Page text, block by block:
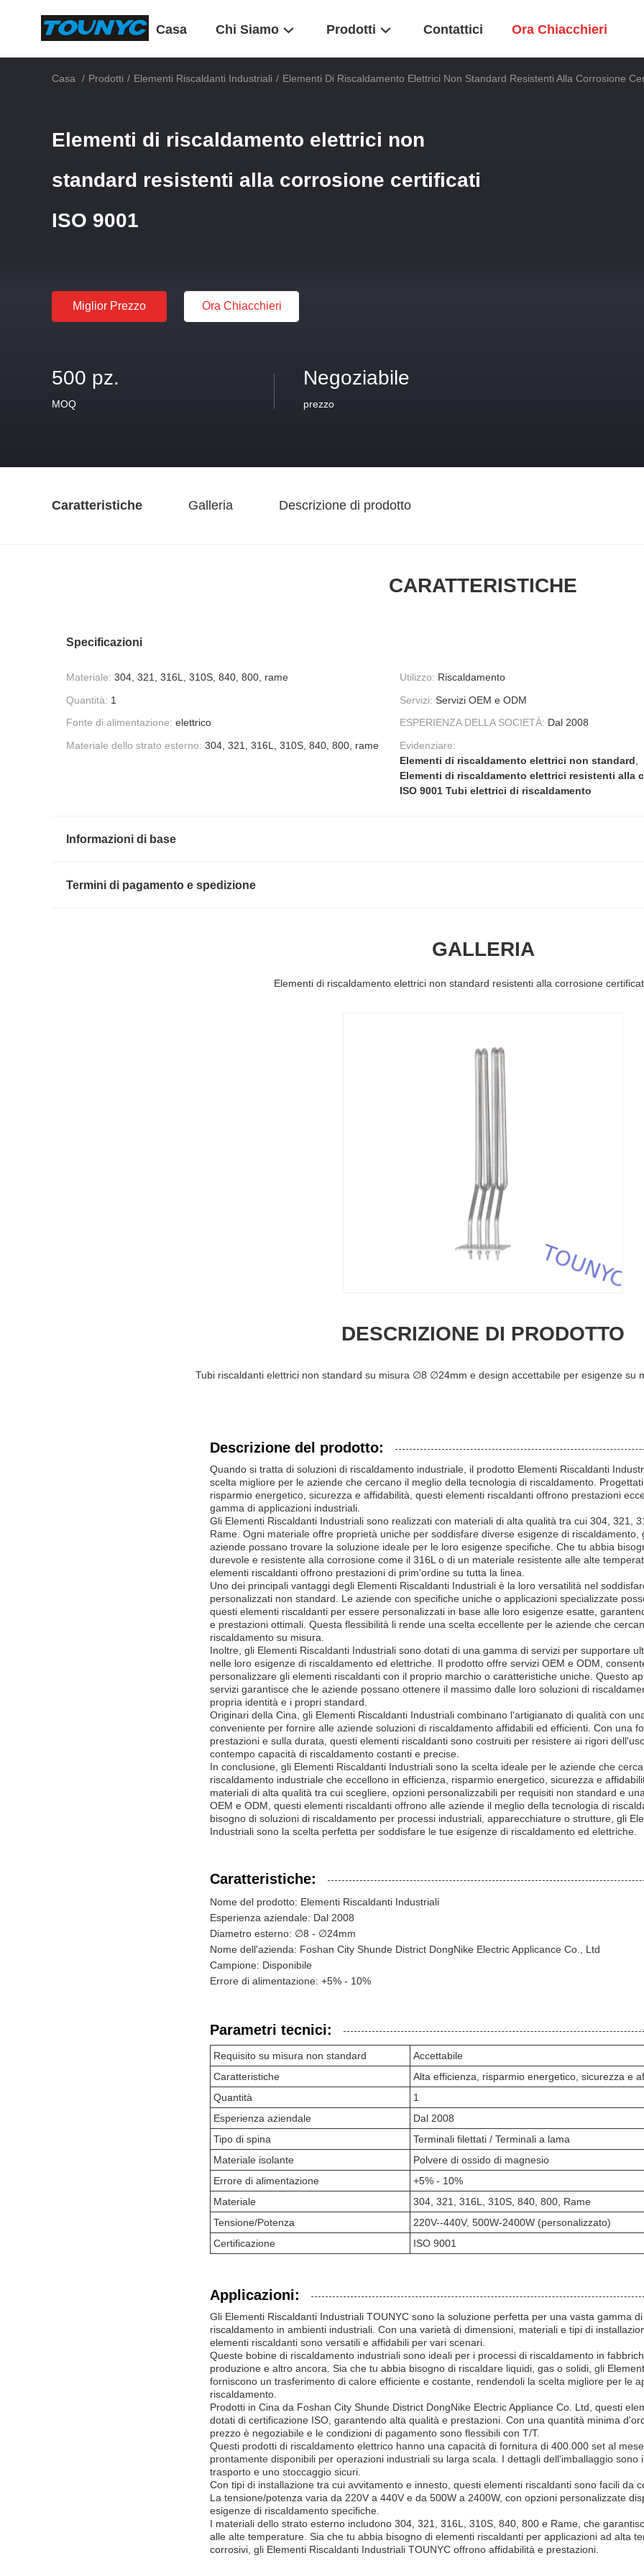
Casa Chi Siamo Prodotti Contattici Ora Chiacchieri
Casa / Prodotti / Elementi Riscaldanti Industriali / Elementi Di Riscaldamento Elettrici Non Standard Resistenti Alla Corrosione
Elementi di riscaldamento elettrici non
standard resistenti alla corrosione certificati
ISO 9001
Miglior Prezzo Ora Chiacchieri
500 pz.
MOQ
Negoziabile
prezzo
Caratteristiche Galleria Descrizione di prodotto
CARATTERISTICHE
Specificazioni
Materiale: 304, 321, 316L, 310S, 840, 800, rame Utilizzo: Riscaldamento
Quantità: 1 Servizi: Servizi OEM e ODM
Fonte di alimentazione: elettrico ESPERIENZA DELLA SOCIETÀ: Dal 2008
Materiale dello strato esterno: 304, 321, 316L, 310S, 840, 800, rame
Evidenziare:
Elementi di riscaldamento elettrici non standard
Elementi di riscaldamento elettrici resistenti alla
ISO 9001 Tubi elettrici di riscaldamento
Informazioni di base
Termini di pagamento e spedizione
GALLERIA
Elementi di riscaldamento elettrici non standard resistenti alla corrosione
DESCRIZIONE DI PRODOTTO
Tubi riscaldanti elettrici non standard su misura ∅8 ∅24mm e design accettabile per esigenze su
Descrizione del prodotto:
Quando si tratta di soluzioni di riscaldamento industriale, il prodotto Elementi Riscaldanti
scelta migliore per le aziende che cercano il meglio della tecnologia di riscaldamento.
risparmio energetico, sicurezza e affidabilità, questi elementi riscaldanti offrono prestazioni
gamma di applicazioni industriali.
Gli Elementi Riscaldanti Industriali sono realizzati con materiali di alta qualità tra cui 304, 321,
Rame. Ogni materiale offre proprietà uniche per soddisfare diverse esigenze di riscaldamento,
aziende possano trovare la soluzione ideale per le loro esigenze specifiche. Che tu abbia
durevole e resistente alla corrosione come il 316L o di un materiale resistente alle alte
elementi riscaldanti offrono prestazioni di prim'ordine su tutta la linea.
Uno dei principali vantaggi degli Elementi Riscaldanti Industriali è la loro versatilità nel
personalizzati non standard. Le aziende con specifiche uniche o applicazioni specializzate
questi elementi riscaldanti per essere personalizzati in base alle loro esigenze esatte,
e prestazioni ottimali. Questa flessibilità li rende una scelta eccellente per le aziende che
riscaldamento su misura.
Inoltre, gli Elementi Riscaldanti Industriali sono dotati di una gamma di servizi per supportare
nelle loro esigenze di riscaldamento ed elettriche. Il prodotto offre servizi OEM e ODM,
personalizzare gli elementi riscaldanti con il proprio marchio o caratteristiche uniche. Questo
servizi garantisce che le aziende possano ottenere il massimo dalle loro soluzioni di
propria identità e i propri standard.
Originari della Cina, gli Elementi Riscaldanti Industriali combinano l'artigianato di qualità con
conveniente per fornire alle aziende soluzioni di riscaldamento affidabili ed efficienti. Con una
prestazioni e sulla durata, questi elementi riscaldanti sono costruiti per resistere ai rigori
contempo capacità di riscaldamento costanti e precise.
In conclusione, gli Elementi Riscaldanti Industriali sono la scelta ideale per le aziende che
riscaldamento industriale che eccellono in efficienza, risparmio energetico, sicurezza e
materiali di alta qualità tra cui scegliere, opzioni personalizzabili per requisiti non standard e
OEM e ODM, questi elementi riscaldanti offrono alle aziende il meglio della tecnologia di
bisogno di soluzioni di riscaldamento per processi industriali, apparecchiature o strutture, gli
Industriali sono la scelta perfetta per soddisfare le tue esigenze di riscaldamento ed elettriche.
Caratteristiche:
Nome del prodotto: Elementi Riscaldanti Industriali
Esperienza aziendale: Dal 2008
Diametro esterno: ∅8 - ∅24mm
Nome dell'azienda: Foshan City Shunde District DongNike Electric Applicance Co., Ltd
Campione: Disponibile
Errore di alimentazione: +5% - 10%
Parametri tecnici:
Requisito su misura non standard
Accettabile
Caratteristiche
Alta efficienza, risparmio energetico, sicurezza e
Quantità
1
Esperienza aziendale
Dal 2008
Tipo di spina
Terminali filettati / Terminali a lama
Materiale isolante
Polvere di ossido di magnesio
Errore di alimentazione
+5% - 10%
Materiale
304, 321, 316L, 310S, 840, 800, Rame
Tensione/Potenza
220V--440V, 500W-2400W (personalizzato)
Certificazione
ISO 9001
Applicazioni:
Gli Elementi Riscaldanti Industriali TOUNYC sono la soluzione perfetta per una vasta gamma
riscaldamento in ambienti industriali. Con una varietà di dimensioni, materiali e tipi di
elementi riscaldanti sono versatili e affidabili per vari scenari.
Queste bobine di riscaldamento industriali sono ideali per i processi di riscaldamento in
produzione e altro ancora. Sia che tu abbia bisogno di riscaldare liquidi, gas o solidi, gli
forniscono un trasferimento di calore efficiente e costante, rendendoli la scelta migliore per le
riscaldamento.
Prodotti in Cina da Foshan City Shunde District DongNike Electric Appliance Co. Ltd, questi
dotati di certificazione ISO, garantendo alta qualità e prestazioni. Con una quantità minima
prezzo è negoziabile e le condizioni di pagamento sono flessibili con T/T.
Questi prodotti di riscaldamento elettrico hanno una capacità di fornitura di 400.000 set al
prontamente disponibili per operazioni industriali su larga scala. I dettagli dell'imballaggio sono
trasporto e uno stoccaggio sicuri.
Con tipi di installazione tra cui avvitamento e innesto, questi elementi riscaldanti sono facili da
La tensione/potenza varia da 220V a 440V e da 500W a 2400W, con opzioni personalizzate
esigenze di riscaldamento specifiche.
I materiali dello strato esterno includono 304, 321, 316L, 310S, 840, 800 e Rame, che
alle alte temperature. Sia che tu abbia bisogno di elementi riscaldanti per applicazioni ad alta
corrosivi, gli Elementi Riscaldanti Industriali TOUNYC offrono affidabilità e prestazioni.